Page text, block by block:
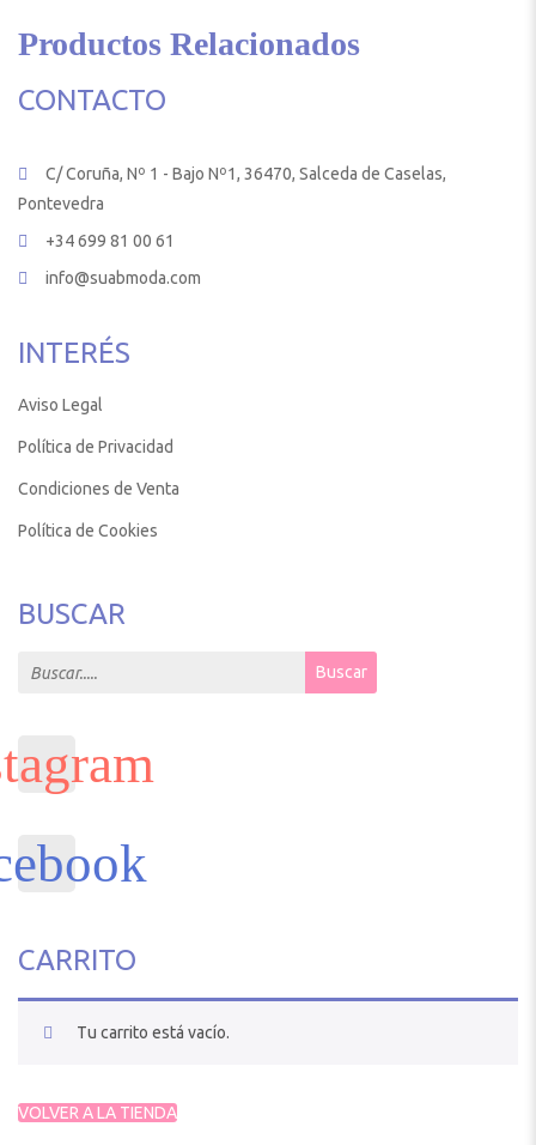
Productos Relacionados
CONTACTO
C/ Coruña, Nº 1 - Bajo Nº1, 36470, Salceda de Caselas,
Pontevedra
+34 699 81 00 61
info@suabmoda.com
INTERÉS
Aviso Legal
Política de Privacidad
Condiciones de Venta
Política de Cookies
BUSCAR
Search for: Buscar
CARRITO
Tu carrito está vacío.
VOLVER A LA TIENDA